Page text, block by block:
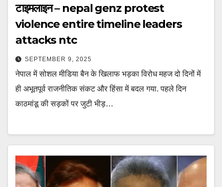
टाइमलाइन – nepal genz protest
violence entire timeline leaders
attacks ntc
SEPTEMBER 9, 2025
नेपाल में सोशल मीडिया बैन के खिलाफ भड़का विरोध महज दो दिनों में
ही अभूतपूर्व राजनीतिक संकट और हिंसा में बदल गया. पहले दिन
काठमांडू की सड़कों पर जुटी भीड़…